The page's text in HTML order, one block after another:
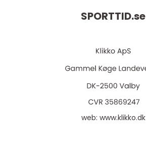
SPORTTID.se
web: www.klikko.dk